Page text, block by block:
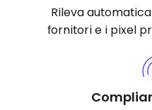
Rileva
fornitori e i pixel